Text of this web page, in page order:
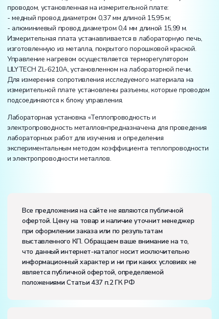
проводом, установленная на измерительной плате:
- медный провод диаметром 0,37 мм длиной 15,95 м;
- алюминиевый провод диаметром 0,4 мм длиной 15,99 м.
Измерительная плата устанавливается в лабораторную печь,
изготовленную из металла, покрытого порошковой краской.
Управление нагревом осуществляется терморегулятором
LILYTECH ZL-6210A, установленном на лабораторной печи.
Для измерения сопротивления исследуемого материала на
измерительной плате установлены разъемы, которые проводом
подсоединяются к блоку управления.
Лабораторная установка «Теплопроводность и
электропроводность металлов»предназначена для проведения
лабораторных работ для изучения и определения
экспериментальным методом коэффициента теплопроводности
и электропроводности металлов.
Потребляемая мощность, В·А:1500
Электропитание:
напряжение, В:220
частота, Гц:50
Класс защиты от поражения электрическим током:
Диапазон рабочих температур, ˚С:+10…+35
Влажность, %:до 80
Все предложения на сайте не являются публичной
офертой. Цену на товар и наличие уточнит менеджер
при оформлении заказа или по результатам
выставленного КП. Обращаем ваше внимание на то,
что данный интернет-каталог носит исключительно
информационный характер и ни при каких условиях не
является публичной офертой, определяемой
положениями Статьи 437 п.2 ГК РФ